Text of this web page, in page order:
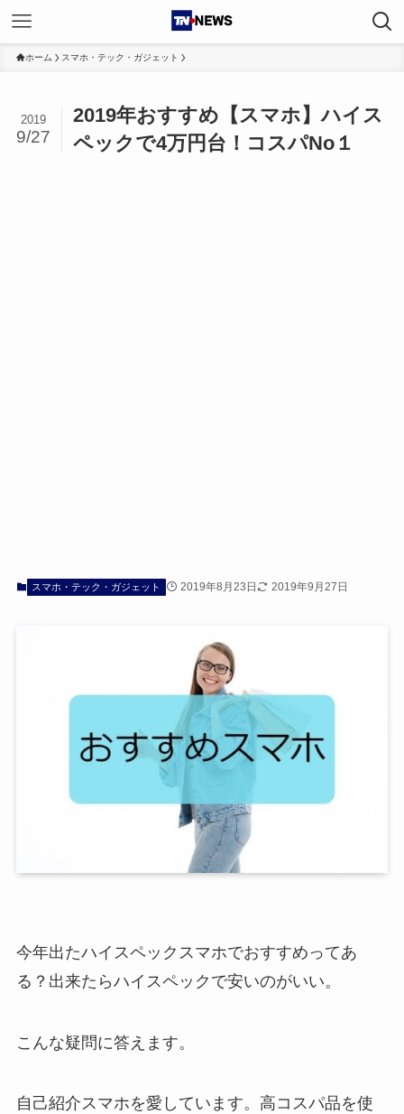
ホーム スマホ・テック・ガジェット
2019年おすすめ【スマホ】ハイス
ペックで4万円台！コスパNo１
2019
9/27
スマホ・テック・ガジェット 2019年8月23日 2019年9月27日
今年出たハイスペックスマホでおすすめってあ
る？出来たらハイスペックで安いのがいい。
こんな疑問に答えます。
自己紹介スマホを愛しています。高コスパ品を使